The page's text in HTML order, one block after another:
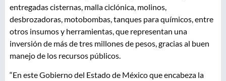
entregadas cisternas, malla ciclónica, molinos,
desbrozadoras, motobombas, tanques para químicos, entre
otros insumos y herramientas, que representan una
inversión de más de tres millones de pesos, gracias al buen
manejo de los recursos públicos.
“En este Gobierno del Estado de México que encabeza la